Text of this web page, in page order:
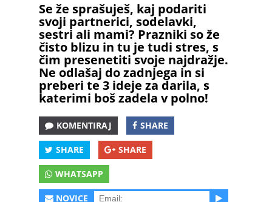
Se že sprašuješ, kaj podariti
svoji partnerici, sodelavki,
sestri ali mami? Prazniki so že
čisto blizu in tu je tudi stres, s
čim presenetiti svoje najdražje.
Ne odlašaj do zadnjega in si
preberi te 3 ideje za darila, s
katerimi boš zadela v polno!
KOMENTIRAJ SHARE
SHARE SHARE
WHATSAPP
NOVICE